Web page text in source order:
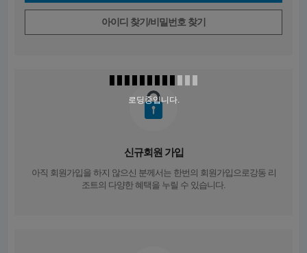
아이디 찾기/비밀번호 찾기
신규회원 가입
아직 회원가입을 하지 않으신 분께서는 한번의 회원가입으로강동 리
조트의 다양한 혜택을 누릴 수 있습니다.
로딩중입니다.